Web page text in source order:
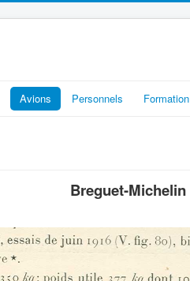
Avions Personnels Formation
Breguet-Michelin